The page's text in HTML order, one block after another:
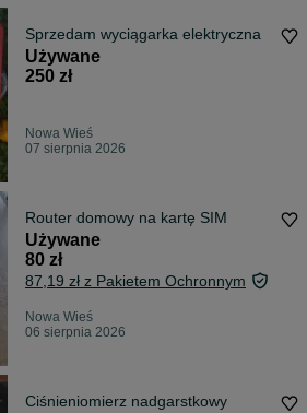
Sprzedam wyciągarka elektryczna
Używane
250 zł
Nowa Wieś
07 sierpnia 2026
Router domowy na kartę SIM
Używane
80 zł
87,19 zł z Pakietem Ochronnym
Nowa Wieś
06 sierpnia 2026
Ciśnieniomierz nadgarstkowy